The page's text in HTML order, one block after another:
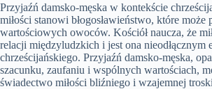
Przyjaźń damsko-męska w kontekście
miłości stanowi błogosławieństwo, które może
wartościowych owoców. Kościół naucza, że
relacji międzyludzkich i jest ona nieodłącznym
chrześcijańskiego. Przyjaźń damsko-męska,
szacunku, zaufaniu i wspólnych wartościach,
świadectwo miłości bliźniego i wzajemnej